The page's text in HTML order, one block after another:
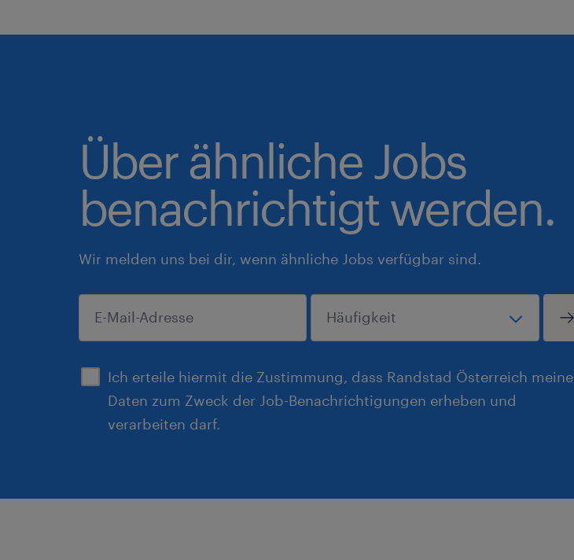
Über ähnliche Jobs
benachrichtigt werden.
Wir melden uns bei dir, wenn ähnliche Jobs verfügbar sind.
Ich erteile hiermit die Zustimmung, dass Randstad Österreich meine
Daten zum Zweck der Job-Benachrichtigungen erheben und
verarbeiten darf.
einreichen